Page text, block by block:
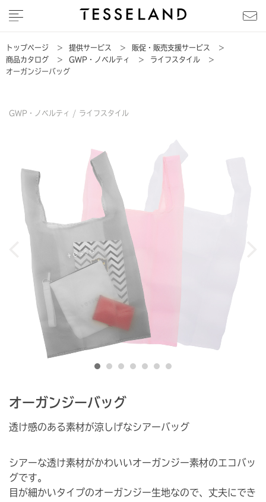
トップページ > 提供サービス > 販促・販売支援サービス
>
商品カタログ
> GWP・ノベルティ > ライフスタイル
>
オーガンジーバッグ
GWP・ノベルティ / ライフスタイル
オーガンジーバッグ
透け感のある素材が涼しげなシアーバッグ
シアーな透け素材がかわいいオーガンジー素材のエコバッ
グです。
目が細かいタイプのオーガンジー生地なので、丈夫にでき